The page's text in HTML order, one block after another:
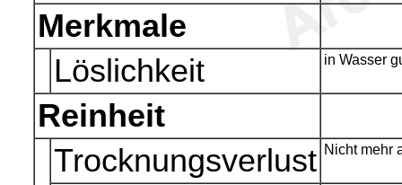
Merkmale
Löslichkeit
in Wasser
Reinheit
Trocknungsverlust Nicht mehr